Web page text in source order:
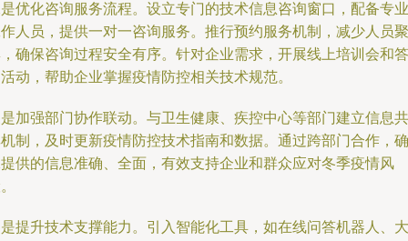
优化咨询服务流程。设立专门的技术信息咨询窗口，配备专业
人员，提供一对一咨询服务。推行预约服务机制，减少人员聚
确保咨询过程安全有序。针对企业需求，开展线上培训会和答
动，帮助企业掌握疫情防控相关技术规范。
加强部门协作联动。与卫生健康、疾控中心等部门建立信息共
制，及时更新疫情防控技术指南和数据。通过跨部门合作，确
供的信息准确、全面，有效支持企业和群众应对冬季疫情风
提升技术支撑能力。引入智能化工具，如在线问答机器人、大